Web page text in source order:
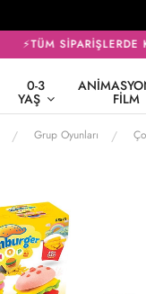
⚡TÜM SİPARİŞLERDE
0-3
YAŞ FILM
Grup Oyunları